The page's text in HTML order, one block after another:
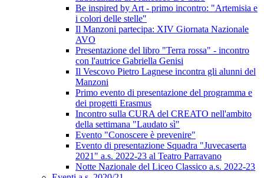
Be inspired by Art - primo incontro: "Artemisia e
i colori delle stelle"
Il Manzoni partecipa: XIV Giornata Nazionale
AVO
Presentazione del libro "Terra rossa" - incontro
con l'autrice Gabriella Genisi
Il Vescovo Pietro Lagnese incontra gli alunni del
Manzoni
Primo evento di presentazione del programma e
dei progetti Erasmus
Incontro sulla CURA del CREATO nell'ambito
della settimana "Laudato sì"
Evento "Conoscere è prevenire"
Evento di presentazione Squadra "Juvecaserta
2021" a.s. 2022-23 al Teatro Parravano
Notte Nazionale del Liceo Classico a.s. 2022-23